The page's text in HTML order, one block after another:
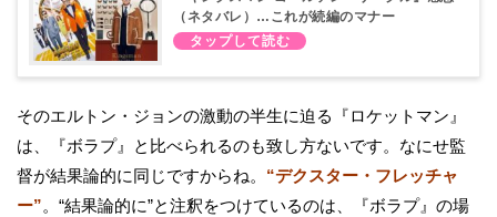
（ネタバレ）…これが続編のマナー
そのエルトン・ジョンの激動の半生に迫る『ロケットマン』
は、『ボラプ』と比べられるのも致し方ないです。なにせ監
督が結果論的に同じですからね。 “デクスター・フレッチャ
ー”。“結果論的に”と注釈をつけているのは、『ボラプ』の場